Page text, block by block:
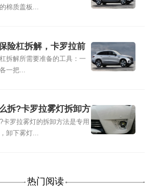
棉质盖板...
险杠拆解，卡罗拉前
拆解所需要准备的工具：一
一把...
拆?卡罗拉雾灯拆卸方
卡罗拉雾灯的拆卸方法是专用
卸下雾灯...
热门阅读